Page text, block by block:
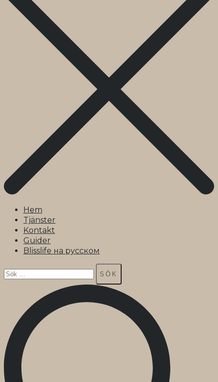
Hem
Tjänster
Kontakt
Guider
Blisslife на русском
Sök
efter: